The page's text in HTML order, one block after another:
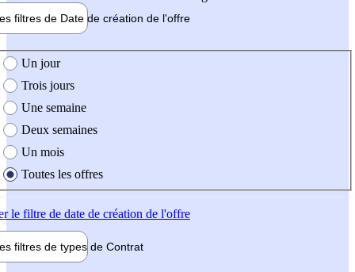
filtres de Date de création de l'offre
création de l'offre
Un jour
Trois jours
Une semaine
Deux semaines
Un mois
Toutes les offres
le filtre de date de création de l'offre
filtres de types de Contrat